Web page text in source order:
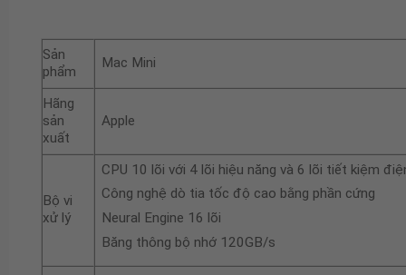
Sản
phẩm
Mac Mini
Hãng
sản
xuất
Apple
Bộ vi
xử lý
CPU 10 lõi với 4 lõi hiệu năng và 6 lõi tiết kiệm
Công nghệ dò tia tốc độ cao bằng phần cứng
Neural Engine 16 lõi
Băng thông bộ nhớ 120GB/s